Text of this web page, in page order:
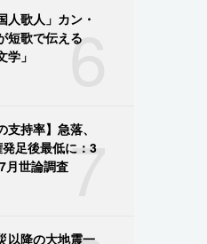
6
人歌人」カン・
短歌で伝える
学」
7
支持率】急落、
足後最低に：3
月世論調査
以降の大地震一